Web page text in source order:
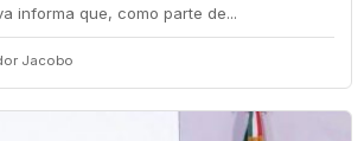
informa que, como parte de...
Jacobo